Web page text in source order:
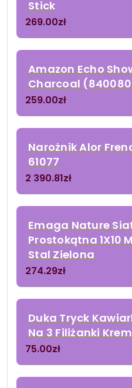
Stick
269.00zł
Amazon Echo
Charcoal
259.00zł
Narożnik Alor
61077
2 390.81zł
Emaga Nature
Prostokątna 1X10
Stal Zielona
274.29zł
Duka Tryck
Na 3 Filiżanki
75.00zł